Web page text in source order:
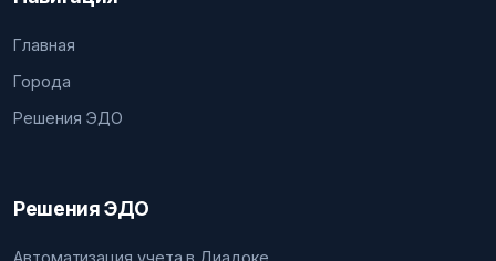
Главная
Города
Решения ЭДО
Решения ЭДО